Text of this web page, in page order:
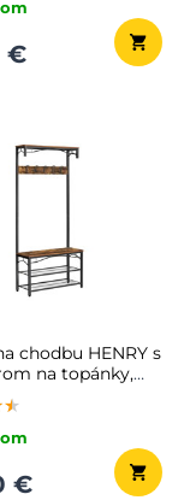
€
chodbu HENRY s
na topánky,
hnedá/
€